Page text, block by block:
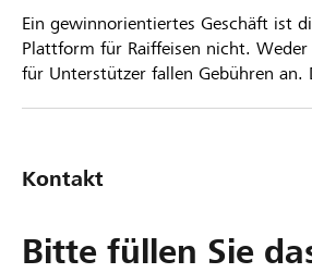
Ein gewinnorientiertes Geschäft ist
Plattform für Raiffeisen nicht.
für Unterstützer fallen Gebühren
Kontakt
Bitte füllen Sie